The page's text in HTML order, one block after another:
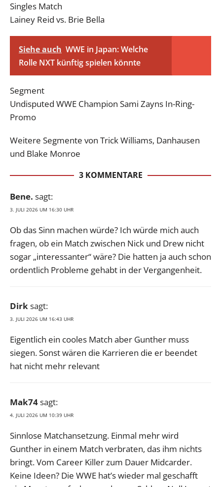
Singles Match
Lainey Reid vs. Brie Bella
Siehe auch WWE in Japan: Welche
Rolle NXT künftig spielen könnte
Segment
Undisputed WWE Champion Sami Zayns In-Ring-
Promo
Weitere Segmente von Trick Williams, Danhausen
und Blake Monroe
3 KOMMENTARE
Bene. sagt:
3. JULI 2026 UM 16:30 UHR
Ob das Sinn machen würde? Ich würde mich auch
fragen, ob ein Match zwischen Nick und Drew nicht
sogar „interessanter“ wäre? Die hatten ja auch schon
ordentlich Probleme gehabt in der Vergangenheit.
Dirksagt:
3. JULI 2026 UM 16:43 UHR
Eigentlich ein cooles Match aber Gunther muss
siegen. Sonst wären die Karrieren die er beendet
hat nicht mehr relevant
Mak74sagt:
4. JULI 2026 UM 10:39 UHR
Sinnlose Matchansetzung. Einmal mehr wird
Gunther in einem Match verbraten, das ihm nichts
bringt. Vom Career Killer zum Dauer Midcarder.
Keine Ideen? Die WWE hat’s wieder mal geschafft